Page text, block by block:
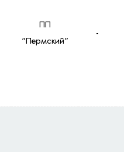
ПП
"Пермский"
-